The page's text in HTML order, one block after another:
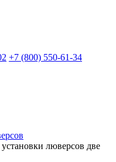
+7 (800) 550-61-34
люверсов две